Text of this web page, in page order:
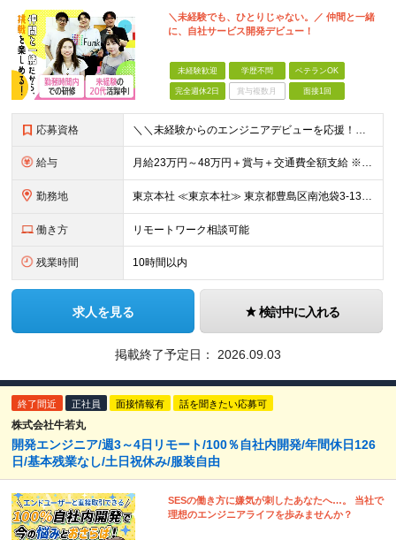
＼未経験でも、ひとりじゃない。／ 仲間と一緒
に、自社サービス開発デビュー！
未経験歓迎 学歴不問 ベテランOK
完全週休2日 賞与複数月 面接1回
応募資格 ＼＼未経験からのエンジニアデビューを応援！／／ ★完全未経験OK ★学歴不問 ★第二新卒歓迎 実際に、元ミュージシャンや調理師など、 異業種から転職した先輩も活躍中♪ 10名ほどのチーム体制で、分
給与 月給23万円～48万円＋賞与＋交通費全額支給 ※経験・能力・スキルを考慮して決定します。 ※地方から上京される方には、上京支援金の支給もあります。 ※上記月給には固定残業代（15時間～20時間分／2
勤務地 東京本社 ≪東京本社≫ 東京都豊島区南池袋3-13-8 ホウエイビル9F ★経験者はフルリモート/リモート可 ★通院による早出や遅出にも柔軟に対応 ★池袋駅より徒歩5分の好アクセス ★未経験の方は
働き方 リモートワーク相談可能
残業時間 10時間以内
求人を見る 検討中に入れる
掲載終了予定日： 2026.09.03
終了間近 正社員 面接情報有 話を聞きたい応募可
株式会社牛若丸
開発エンジニア/週3～4日リモート/100％自社内開発/年間休日126
日/基本残業なし/土日祝休み/服装自由
SESの働き方に嫌気が刺したあなたへ…。 当社で
理想のエンジニアライフを歩みませんか？